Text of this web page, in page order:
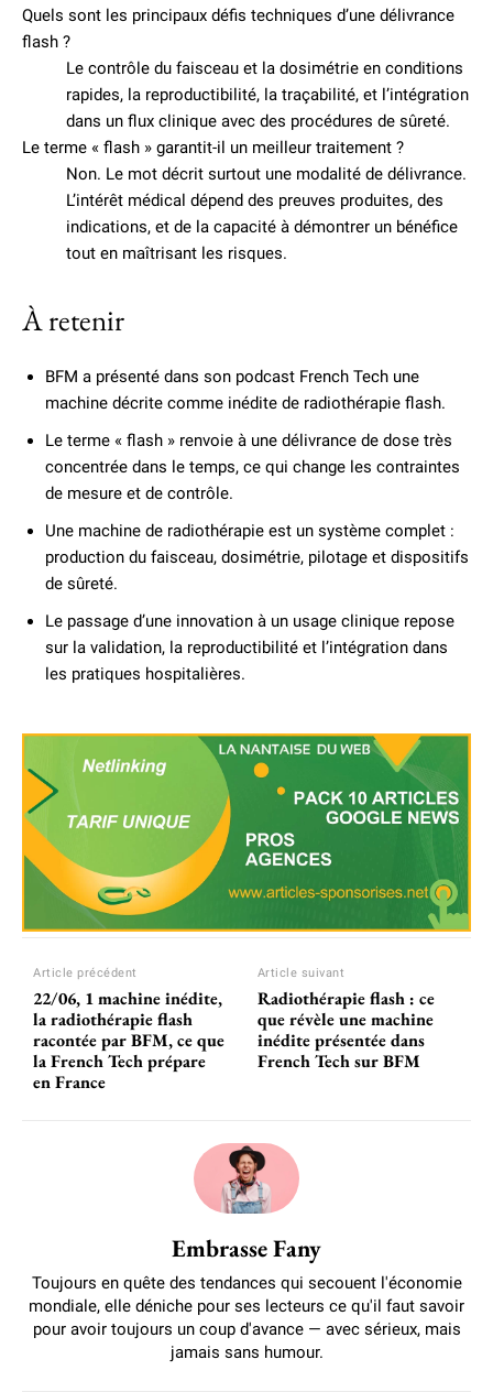
Quels sont les principaux défis techniques d’une délivrance
flash ?
Le contrôle du faisceau et la dosimétrie en conditions
rapides, la reproductibilité, la traçabilité, et l’intégration
dans un flux clinique avec des procédures de sûreté.
Le terme « flash » garantit-il un meilleur traitement ?
Non. Le mot décrit surtout une modalité de délivrance.
L’intérêt médical dépend des preuves produites, des
indications, et de la capacité à démontrer un bénéfice
tout en maîtrisant les risques.
À retenir
BFM a présenté dans son podcast French Tech une
machine décrite comme inédite de radiothérapie flash.
Le terme « flash » renvoie à une délivrance de dose très
concentrée dans le temps, ce qui change les contraintes
de mesure et de contrôle.
Une machine de radiothérapie est un système complet :
production du faisceau, dosimétrie, pilotage et dispositifs
de sûreté.
Le passage d’une innovation à un usage clinique repose
sur la validation, la reproductibilité et l’intégration dans
les pratiques hospitalières.
Article précédent
22/06, 1 machine inédite,
la radiothérapie flash
racontée par BFM, ce que
la French Tech prépare
en France
Article suivant
Radiothérapie flash : ce
que révèle une machine
inédite présentée dans
French Tech sur BFM
Embrasse Fany
Toujours en quête des tendances qui secouent l'économie
mondiale, elle déniche pour ses lecteurs ce qu'il faut savoir
pour avoir toujours un coup d'avance — avec sérieux, mais
jamais sans humour.